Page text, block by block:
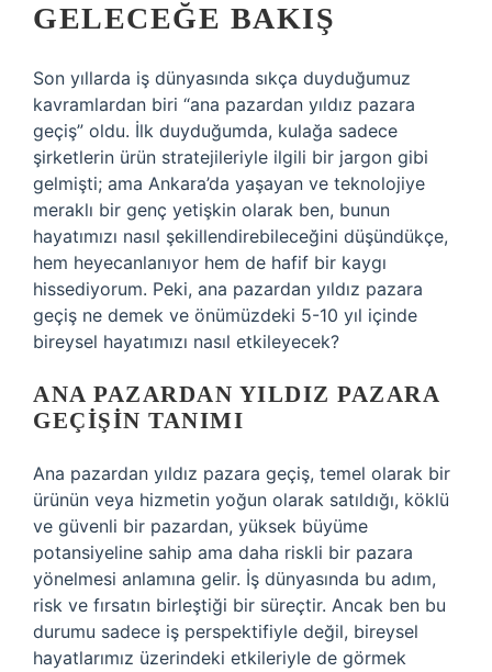
GELECEĞE BAKIŞ
Son yıllarda iş dünyasında sıkça duyduğumuz
kavramlardan biri “ana pazardan yıldız pazara
geçiş” oldu. İlk duyduğumda, kulağa sadece
şirketlerin ürün stratejileriyle ilgili bir jargon gibi
gelmişti; ama Ankara’da yaşayan ve teknolojiye
meraklı bir genç yetişkin olarak ben, bunun
hayatımızı nasıl şekillendirebileceğini düşündükçe,
hem heyecanlanıyor hem de hafif bir kaygı
hissediyorum. Peki, ana pazardan yıldız pazara
geçiş ne demek ve önümüzdeki 5-10 yıl içinde
bireysel hayatımızı nasıl etkileyecek?
ANA PAZARDAN YILDIZ PAZARA
GEÇIŞIN TANIMI
Ana pazardan yıldız pazara geçiş, temel olarak bir
ürünün veya hizmetin yoğun olarak satıldığı, köklü
ve güvenli bir pazardan, yüksek büyüme
potansiyeline sahip ama daha riskli bir pazara
yönelmesi anlamına gelir. İş dünyasında bu adım,
risk ve fırsatın birleştiği bir süreçtir. Ancak ben bu
durumu sadece iş perspektifiyle değil, bireysel
hayatlarımız üzerindeki etkileriyle de görmek